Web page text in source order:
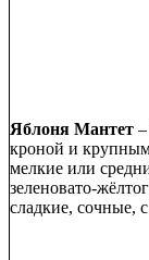
Яблоня Мантет
кроной и
мелкие или
зеленовато-
сладкие, сочные,